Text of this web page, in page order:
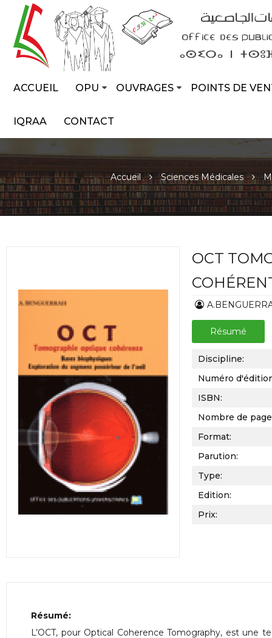
ACCUEIL OPU OUVRAGES POINTS DE
IQRAA CONTACT
Accueil Sciences Médicales
OCT
Résumé
Discipline:
Numéro
ISBN:
Nombre de
Format:
Parution:
Type:
Edition:
Prix:
Résumé:
L’OCT, pour Optical Coherence Tomography, est une